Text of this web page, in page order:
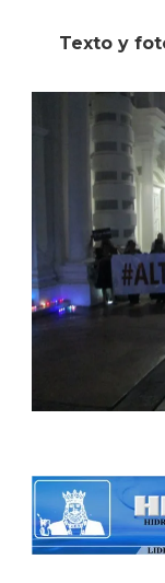
Texto y